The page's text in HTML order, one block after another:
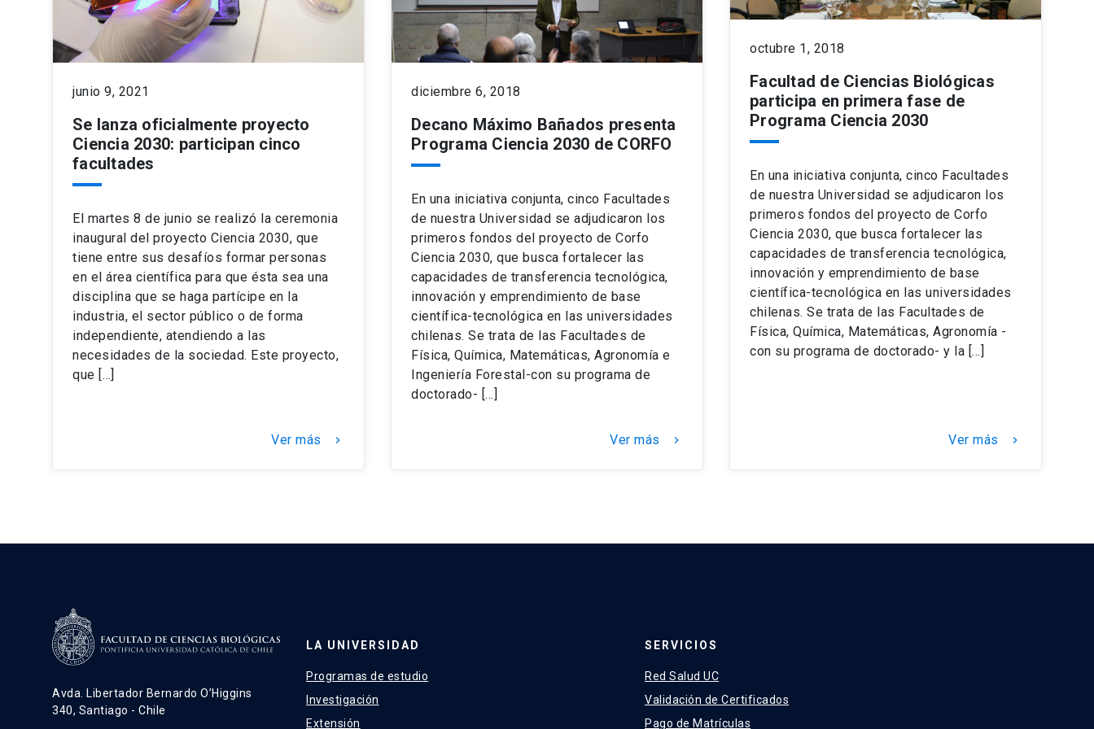
junio 9, 2021
Se lanza oficialmente proyecto
Ciencia 2030: participan cinco
facultades
El martes 8 de junio se realizó la ceremonia
inaugural del proyecto Ciencia 2030, que
tiene entre sus desafíos formar personas
en el área científica para que ésta sea una
disciplina que se haga partícipe en la
industria, el sector público o de forma
independiente, atendiendo a las
necesidades de la sociedad. Este proyecto,
que […]
Ver más keyboard_arrow_right
diciembre 6, 2018
Decano Máximo Bañados presenta
Programa Ciencia 2030 de CORFO
En una iniciativa conjunta, cinco Facultades
de nuestra Universidad se adjudicaron los
primeros fondos del proyecto de Corfo
Ciencia 2030, que busca fortalecer las
capacidades de transferencia tecnológica,
innovación y emprendimiento de base
científica-tecnológica en las universidades
chilenas. Se trata de las Facultades de
Física, Química, Matemáticas, Agronomía e
Ingeniería Forestal-con su programa de
doctorado- […]
Ver más keyboard_arrow_right
octubre 1, 2018
Facultad de Ciencias Biológicas
participa en primera fase de
Programa Ciencia 2030
En una iniciativa conjunta, cinco Facultades
de nuestra Universidad se adjudicaron los
primeros fondos del proyecto de Corfo
Ciencia 2030, que busca fortalecer las
capacidades de transferencia tecnológica,
innovación y emprendimiento de base
científica-tecnológica en las universidades
chilenas. Se trata de las Facultades de
Física, Química, Matemáticas, Agronomía -
con su programa de doctorado- y la […]
Ver más keyboard_arrow_right
Avda. Libertador Bernardo O’Higgins
340, Santiago - Chile
LA UNIVERSIDAD
Programas de estudio
Investigación
Extensión
SERVICIOS
Red Salud UC
Validación de Certificados
Pago de Matrículas